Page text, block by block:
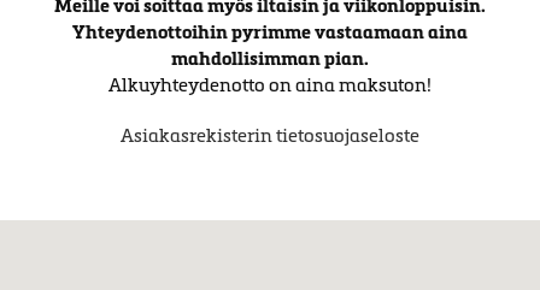
Meille voi soittaa myös iltaisin ja viikonloppuisin.
Yhteydenottoihin pyrimme vastaamaan aina
mahdollisimman pian.
Alkuyhteydenotto on aina maksuton!
Asiakasrekisterin tietosuojaseloste